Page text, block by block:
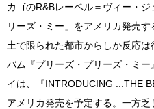
カゴのR&Bレーベル＝ヴィー・
リーズ・ミー」をアメリカ発売
土で限られた都市からしか反応
バム『プリーズ・プリーズ・ミ
イは、『INTRODUCING ...THE
アメリカ発売を予定する。一方